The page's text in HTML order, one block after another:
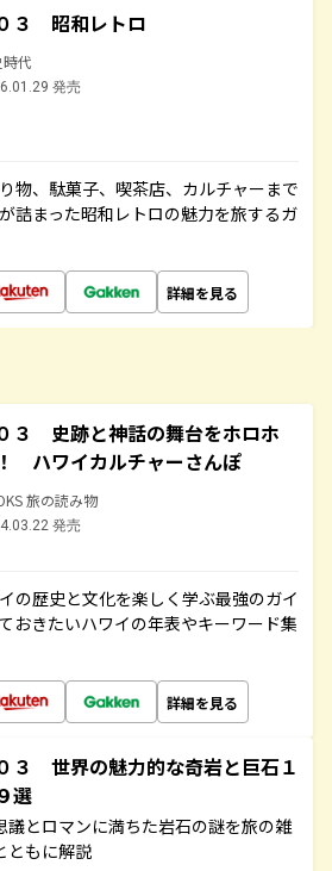
３ 昭和レトロ
時代
発売
物、駄菓子、喫茶店、カルチャーまで
詰まった昭和レトロの魅力を旅するガ
詳細を見る
３ 史跡と神話の舞台をホロホ
ハワイカルチャーさんぽ
旅の読み物
発売
の歴史と文化を楽しく学ぶ最強のガイ
おきたいハワイの年表やキーワード集
詳細を見る
３ 世界の魅力的な奇岩と巨石１
選
議とロマンに満ちた岩石の謎を旅の雑
ともに解説